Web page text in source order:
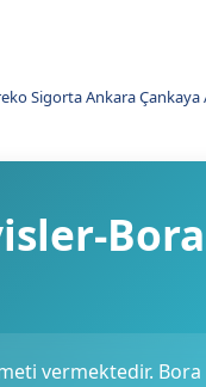
Sigorta Ankara Çankaya
Bora
vermektedir.